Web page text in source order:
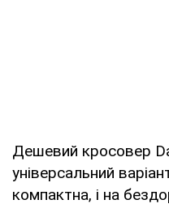
Дешевий кросовер
універсальний
компактна, і на